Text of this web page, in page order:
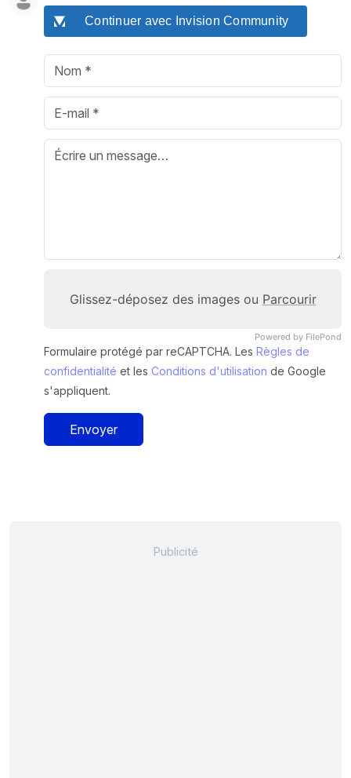
Continuer avec Invision Community
Powered by FilePond
Glissez-déposez des images ou Parcourir
Formulaire protégé par reCAPTCHA. Les Règles de
confidentialité et les Conditions d'utilisation de Google
s'appliquent.
Envoyer